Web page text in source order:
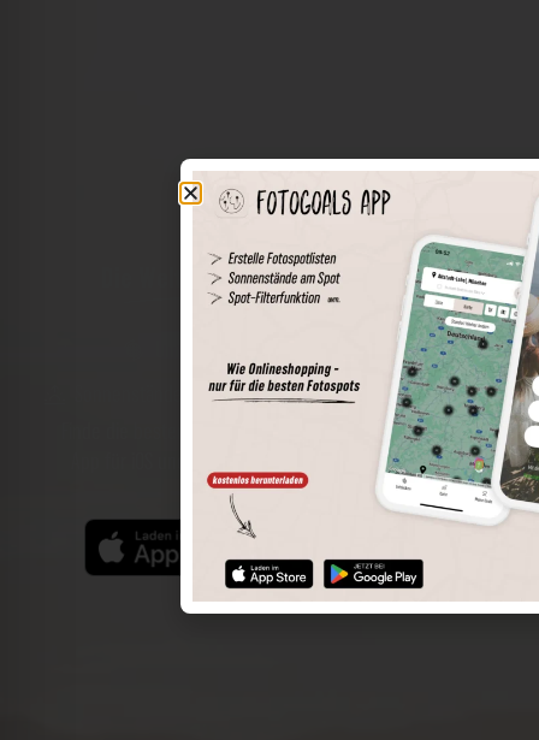
Die Welt der Orte in deiner Tasche
Spots speichern
Sonnenstände am Spot
Spotdetails
Filterfunktion
Finde die besten Fotospots noch einfacher mit unserer
App für iOS und Android und genieße einen größeren
Funktionsumfang